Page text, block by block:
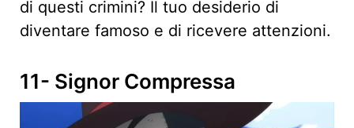
di questi crimini? Il tuo desiderio di
diventare famoso e di ricevere attenzioni.
11- Signor Compressa